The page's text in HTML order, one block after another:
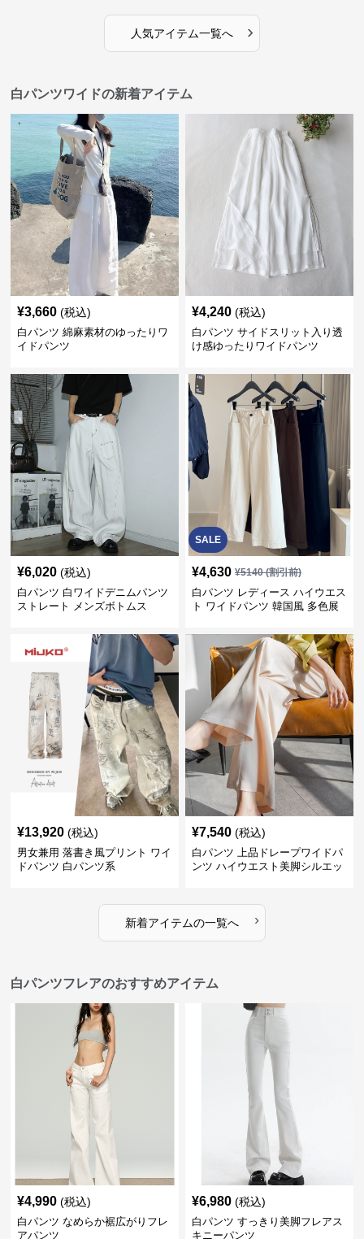
人気アイテム一覧へ ›
白パンツワイドの新着アイテム
¥3,660 (税込)
白パンツ 綿麻素材のゆったりワ
イドパンツ
¥4,240 (税込)
白パンツ サイドスリット入り透
け感ゆったりワイドパンツ
¥6,020 (税込)
白パンツ 白ワイドデニムパンツ
ストレート メンズボトムス
SALE
¥4,630 ¥5140(割引前)
白パンツ レディース ハイウエス
ト ワイドパンツ 韓国風 多色展
¥13,920 (税込)
男女兼用 落書き風プリント ワイ
ドパンツ 白パンツ系
¥7,540 (税込)
白パンツ 上品ドレープワイドパ
ンツ ハイウエスト美脚シルエッ
新着アイテムの一覧へ ›
白パンツフレアのおすすめアイテム
¥4,990 (税込)
白パンツ なめらか裾広がりフレ
アパンツ
¥6,980 (税込)
白パンツ すっきり美脚フレアス
キニーパンツ